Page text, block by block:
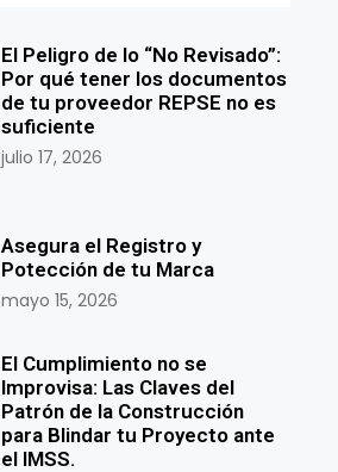
El Peligro de lo “No Revisado”:
Por qué tener los documentos
de tu proveedor REPSE no es
suficiente
julio 17, 2026
Asegura el Registro y
Potección de tu Marca
mayo 15, 2026
El Cumplimiento no se
Improvisa: Las Claves del
Patrón de la Construcción
para Blindar tu Proyecto ante
el IMSS.